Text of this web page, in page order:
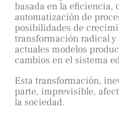
basada en la eficiencia,
automatización de
posibilidades de
transformación radical y
actuales modelos
cambios en el sistema
Esta transformación,
parte, imprevisible,
la sociedad.